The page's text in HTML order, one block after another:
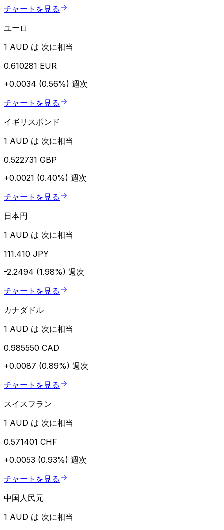
チャートを見る
ユーロ
1 AUD は 次に相当
0.610281 EUR
+0.0034 (0.56%) 週次
チャートを見る
イギリスポンド
1 AUD は 次に相当
0.522731 GBP
+0.0021 (0.40%) 週次
チャートを見る
日本円
1 AUD は 次に相当
111.410 JPY
-2.2494 (1.98%) 週次
チャートを見る
カナダドル
1 AUD は 次に相当
0.985550 CAD
+0.0087 (0.89%) 週次
チャートを見る
スイスフラン
1 AUD は 次に相当
0.571401 CHF
+0.0053 (0.93%) 週次
チャートを見る
中国人民元
1 AUD は 次に相当